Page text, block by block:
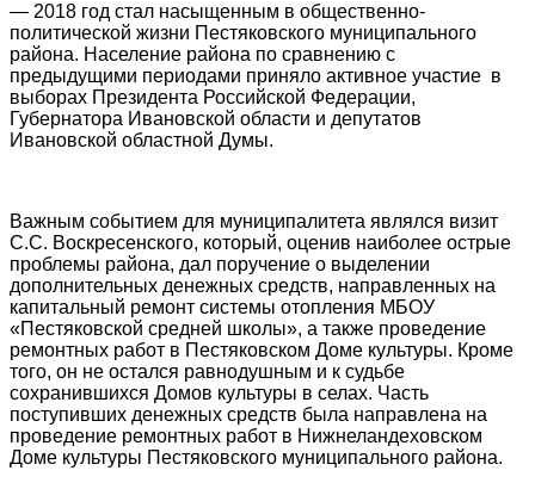
— 2018 год стал насыщенным в общественно-
политической жизни Пестяковского муниципального
района. Население района по сравнению с
предыдущими периодами приняло активное участие в
выборах Президента Российской Федерации,
Губернатора Ивановской области и депутатов
Ивановской областной Думы.
Важным событием для муниципалитета являлся визит
С.С. Воскресенского, который, оценив наиболее острые
проблемы района, дал поручение о выделении
дополнительных денежных средств, направленных на
капитальный ремонт системы отопления МБОУ
«Пестяковской средней школы», а также проведение
ремонтных работ в Пестяковском Доме культуры. Кроме
того, он не остался равнодушным и к судьбе
сохранившихся Домов культуры в селах. Часть
поступивших денежных средств была направлена на
проведение ремонтных работ в Нижнеландеховском
Доме культуры Пестяковского муниципального района.